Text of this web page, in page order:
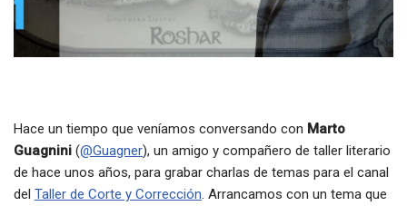
Hace un tiempo que veníamos conversando con Marto
Guagnini (@Guagner), un amigo y compañero de taller literario
de hace unos años, para grabar charlas de temas para el canal
del Taller de Corte y Corrección. Arrancamos con un tema que